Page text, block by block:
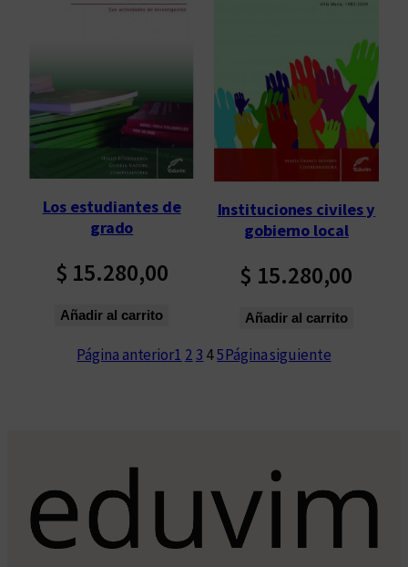
Los estudiantes de
grado
$ 15.280,00
Añadir al carrito
Instituciones civiles y
gobierno local
$ 15.280,00
Añadir al carrito
Página anterior1 23 45Página siguiente